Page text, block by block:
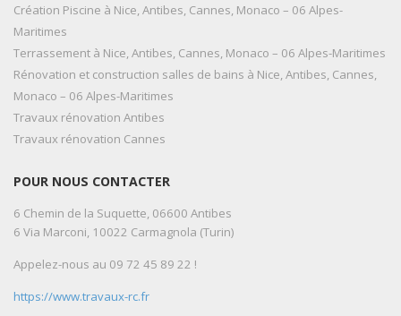
Création Piscine à Nice, Antibes, Cannes, Monaco – 06 Alpes-
Maritimes
Terrassement à Nice, Antibes, Cannes, Monaco – 06 Alpes-Maritimes
Rénovation et construction salles de bains à Nice, Antibes, Cannes,
Monaco – 06 Alpes-Maritimes
Travaux rénovation Antibes
Travaux rénovation Cannes
POUR NOUS CONTACTER
6 Chemin de la Suquette, 06600 Antibes
6 Via Marconi, 10022 Carmagnola (Turin)
Appelez-nous au 09 72 45 89 22 !
https://www.travaux-rc.fr